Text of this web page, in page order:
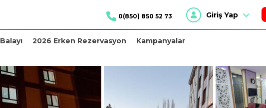
0(850) 850 52 73 Giriş Yap
Balayı 2026 Erken Rezervasyon Kampanyalar